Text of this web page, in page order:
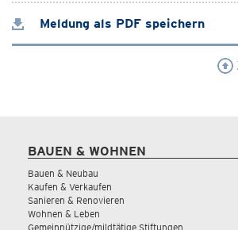
Meldung als PDF speichern
BAUEN & WOHNEN
Bauen & Neubau
Kaufen & Verkaufen
Sanieren & Renovieren
Wohnen & Leben
Gemeinnützige/mildtätige Stiftungen